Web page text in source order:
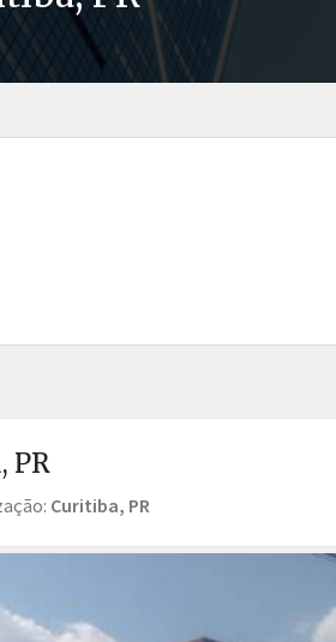
PR
Curitiba, PR